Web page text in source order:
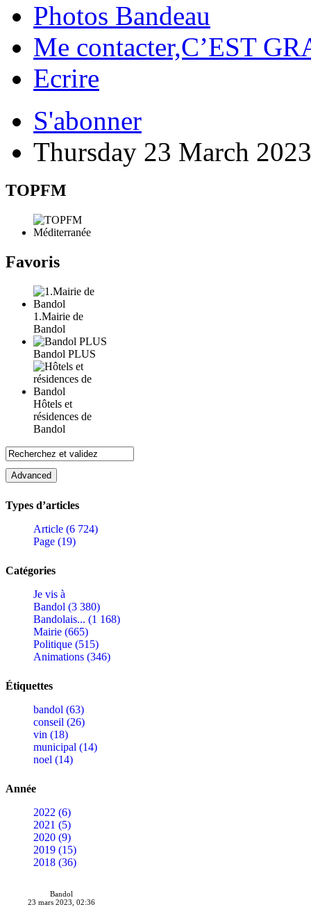
Photos Bandeau
Me contacter,C’EST
Ecrire
S'abonner
Thursday 23 March 2023
TOPFM
Favoris
1.Mairie de
Bandol
Bandol PLUS
Hôtels et
résidences de
Bandol
Types d’articles
Article (6 724)
Page (19)
Catégories
Je vis à
Bandol (3 380)
Bandolais... (1 168)
Mairie (665)
Politique (515)
Animations (346)
Étiquettes
bandol (63)
conseil (26)
vin (18)
municipal (14)
noel (14)
Année
2022 (6)
2021 (5)
2020 (9)
2019 (15)
2018 (36)
Bandol
23 mars 2023, 02:36